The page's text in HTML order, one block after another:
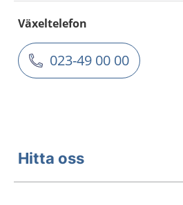
Växeltelefon
023-49 00 00
Hitta oss